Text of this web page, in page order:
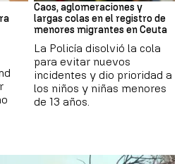
Caos, aglomeraciones y
largas colas en el registro de
menores migrantes en Ceuta
La Policía disolvió la cola
para evitar nuevos
incidentes y dio prioridad a
los niños y niñas menores
de 13 años.